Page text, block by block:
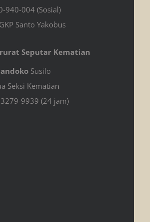
940-004 (Sosial)
Santo Yakobus
Seputar Kematian
Susilo
Seksi Kematian
9939 (24 jam)